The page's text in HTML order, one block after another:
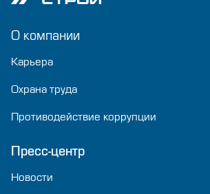
О компании
Карьера
Охрана труда
Противодействие коррупции
Пресс-центр
Новости